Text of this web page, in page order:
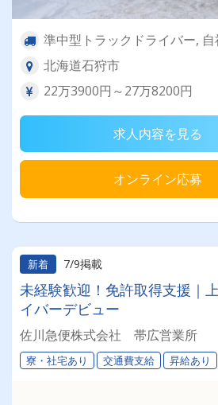
準中型トラックドライバー,
北海道石狩市
22万3900円～27万8200円
求人内容を見る
オンライン応募
新着 7/9掲載
未経験歓迎！免許取得支援｜
イバーデビュー
佐川急便株式会社 帯広営業所
寮・社宅あり 交通費支給 昇給あり